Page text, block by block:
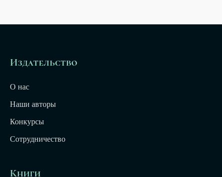
Издательство
О нас
Наши авторы
Конкурсы
Сотрудничество
Книги